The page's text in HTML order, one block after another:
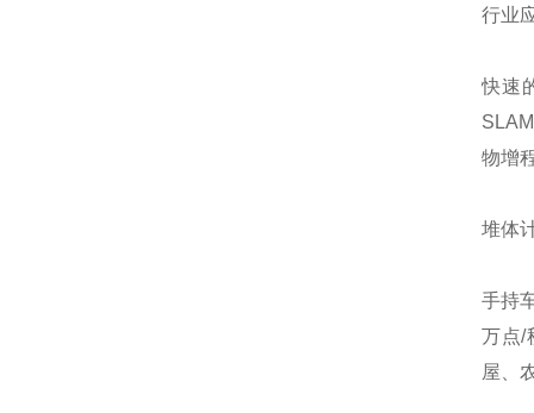
行业
快速
物增
堆体
手持
万点/
屋、